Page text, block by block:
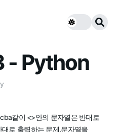
- Python
cba같이 <>안의 문자열은 반대로
로 출력하는 문제.문자열을